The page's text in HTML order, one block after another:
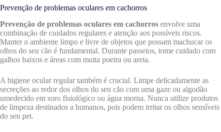
Prevenção de problemas oculares em cachorros
Prevenção de problemas oculares em cachorros envolve uma
combinação de cuidados regulares e atenção aos possíveis riscos.
Manter o ambiente limpo e livre de objetos que possam machucar os
olhos do seu cão é fundamental. Durante passeios, tome cuidado com
galhos baixos e áreas com muita poeira ou areia.
A higiene ocular regular também é crucial. Limpe delicadamente as
secreções ao redor dos olhos do seu cão com uma gaze ou algodão
umedecido em soro fisiológico ou água morna. Nunca utilize produtos
de limpeza destinados a humanos, pois podem irritar os olhos sensíveis
do seu pet.